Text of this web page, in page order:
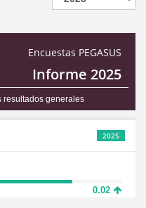
Encuestas PEGASUS
Informe 2025
resultados generales
2025
0.02